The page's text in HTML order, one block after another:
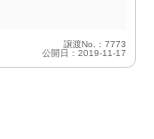
譲渡No.：7773
公開日：2019-11-17